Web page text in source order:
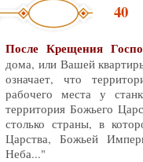
40
После Крещения
дома, или Вашей
означает, что
рабочего места у
территория Божьего
столько страны, в
Царства, Божьей
Неба..."